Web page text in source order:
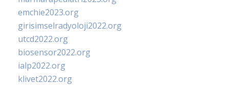
emchie2023.org
girisimselradyoloji2022.org
utcd2022.org
biosensor2022.org
ialp2022.org
klivet2022.org